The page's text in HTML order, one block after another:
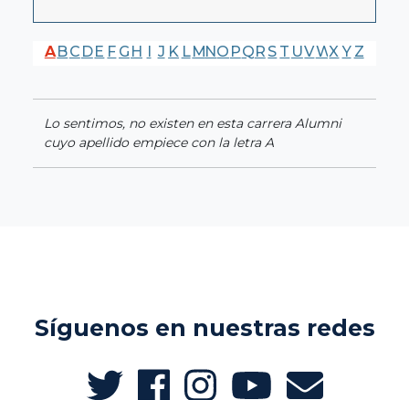
ABC DE F G H I J K LMNO PQR S T UVWX Y Z
Lo sentimos, no existen en esta carrera Alumni
cuyo apellido empiece con la letra A
Síguenos en nuestras redes